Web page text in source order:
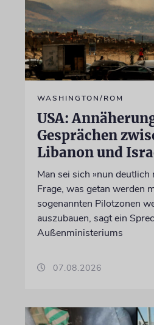
WASHINGTON/ROM
USA:
Gesprächen
Libanon und
Man sei sich »nun deutlich
Frage, was getan werden
sogenannten Pilotzonen
auszubauen, sagt ein
Außenministeriums
07.08.2026